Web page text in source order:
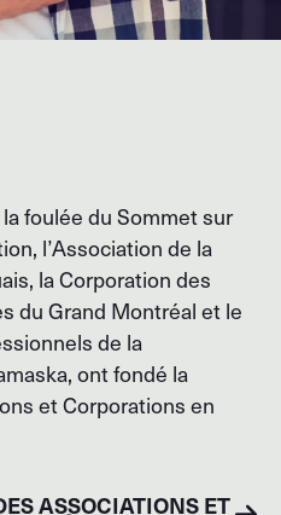
foulée du Sommet sur
l’Association de la
la Corporation des
du Grand Montréal et le
de la
ont fondé la
et Corporations en
ASSOCIATIONS ET